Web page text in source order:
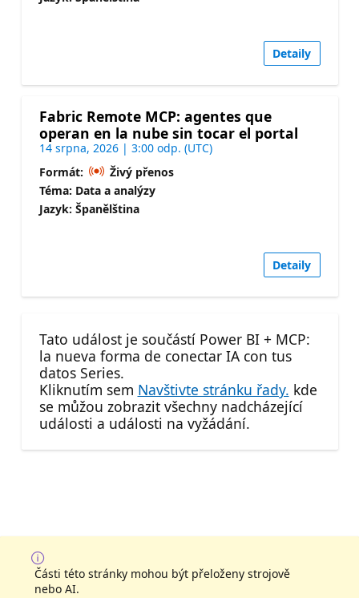
Detaily
Fabric Remote MCP: agentes que
operan en la nube sin tocar el portal
14 srpna, 2026 | 3:00 odp. (UTC)
Formát:
Živý přenos
Téma: Data a analýzy
Jazyk: Španělština
Detaily
Tato událost je součástí Power BI + MCP:
la nueva forma de conectar IA con tus
datos Series.
Kliknutím sem Navštivte stránku řady. kde
se můžou zobrazit všechny nadcházející
události a události na vyžádání.
Části této stránky mohou být přeloženy strojově
nebo AI.